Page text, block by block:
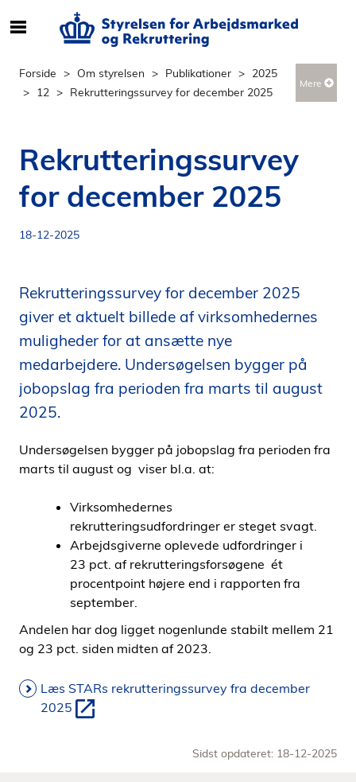
e
r
n
h
d
p
i
d
e
Forside Om styrelsen Publikationer
2025
12
Rekrutteringssurvey for december 2025
Mere
Rekrutteringssurvey
for december 2025
18-12-2025
Rekrutteringssurvey for december 2025
giver et aktuelt billede af virksomhedernes
muligheder for at ansætte nye
medarbejdere. Undersøgelsen bygger på
jobopslag fra perioden fra marts til august
2025.
Undersøgelsen bygger på jobopslag fra perioden fra
marts til august og viser bl.a. at:
Virksomhedernes
rekrutteringsudfordringer er steget svagt.
Arbejdsgiverne oplevede udfordringer i
23 pct. af rekrutteringsforsøgene ét
procentpoint højere end i rapporten fra
september.
Andelen har dog ligget nogenlunde stabilt mellem 21
og 23 pct. siden midten af 2023.
Læs STARs rekrutteringssurvey fra december
2025
Sidst opdateret: 18-12-2025